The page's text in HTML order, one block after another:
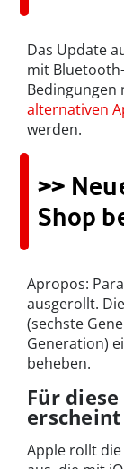
Das Update
mit
Bedingungen
alternativen
werden.
>>
Shop
Apropos:
ausgerollt.
(sechste
Generation)
beheben.
Für
Apple rollt die